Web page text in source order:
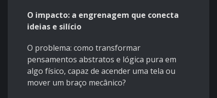
O impacto: a engrenagem que conecta
ideias e silício
​O problema: como transformar
pensamentos abstratos e lógica pura em
algo físico, capaz de acender uma tela ou
mover um braço mecânico?